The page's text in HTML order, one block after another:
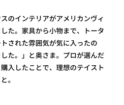
のインテリアがアメリカンヴィ
た。家具から小物まで、トータ
された雰囲気が気に入ったの
た。」と奥さま。 プロが選んだ
入したことで、理想のテイスト
。